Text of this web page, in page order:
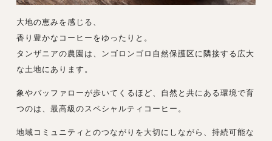
大地の恵みを感じる、
香り豊かなコーヒーをゆったりと。
タンザニアの農園は、ンゴロンゴロ自然保護区に隣接する広大
な土地にあります。
象やバッファローが歩いてくるほど、自然と共にある環境で育
つのは、最高級のスペシャルティコーヒー。
地域コミュニティとのつながりを大切にしながら、持続可能な